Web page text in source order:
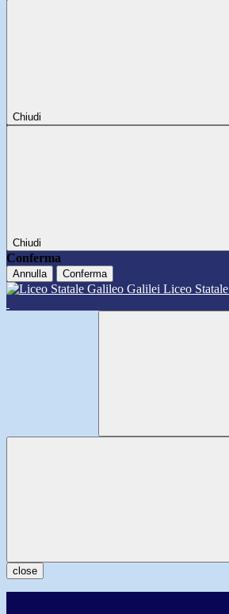
Chiudi
Chiudi
Conferma
Annulla Conferma
Liceo Statale
close